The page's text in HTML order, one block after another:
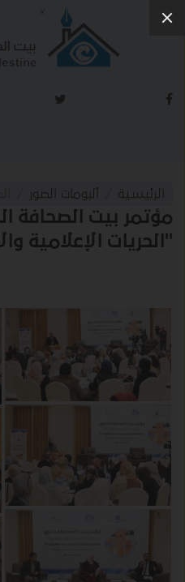
الرئيسية ألبومات الصور
"الحريات الإعلامية